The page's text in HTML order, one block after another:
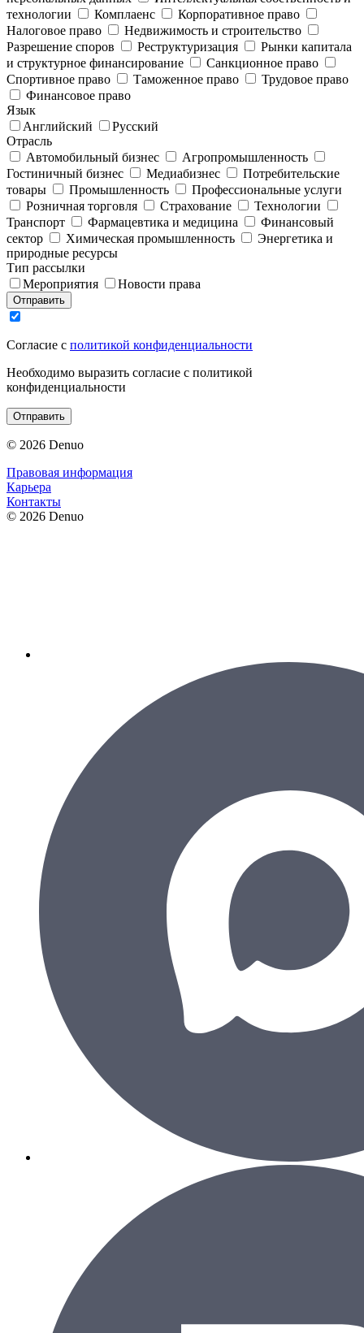
технологии
Комплаенс
Корпоративное право
Налоговое право
Недвижимость и строительство
Разрешение споров
Реструктуризация
Рынки капитала
и структурное финансирование
Санкционное право
Спортивное право
Таможенное право
Трудовое право
Финансовое право
Язык
Английский
Русский
Отрасль
Автомобильный бизнес
Агропромышленность
Гостиничный бизнес
Медиабизнес
Потребительские
товары
Промышленность
Профессиональные услуги
Розничная торговля
Страхование
Технологии
Транспорт
Фармацевтика и медицина
Финансовый
сектор
Химическая промышленность
Энергетика и
природные ресурсы
Тип рассылки
Мероприятия
Новости права
Отправить
Согласие с политикой конфиденциальности
Необходимо выразить согласие с политикой
конфиденциальности
Отправить
© 2026 Denuo
Правовая информация
Карьера
Контакты
© 2026 Denuo